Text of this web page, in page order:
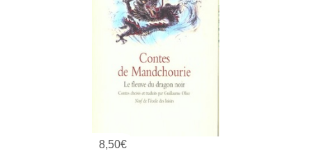
8,50€